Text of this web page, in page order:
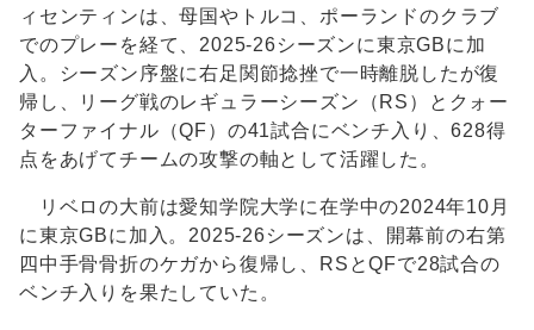
ィセンティンは、母国やトルコ、ポーランドのクラブ
でのプレーを経て、2025-26シーズンに東京GBに加
入。シーズン序盤に右足関節捻挫で一時離脱したが復
帰し、リーグ戦のレギュラーシーズン（RS）とクォー
ターファイナル（QF）の41試合にベンチ入り、628得
点をあげてチームの攻撃の軸として活躍した。
リベロの大前は愛知学院大学に在学中の2024年10月
に東京GBに加入。2025-26シーズンは、開幕前の右第
四中手骨骨折のケガから復帰し、RSとQFで28試合の
ベンチ入りを果たしていた。